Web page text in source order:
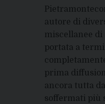
autore di
miscellanee
portata a
prima
ancora tutta
soffermati più